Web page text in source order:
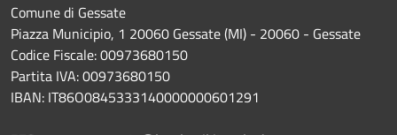
Comune di Gessate
Piazza Municipio, 1 20060 Gessate (MI) - 20060 - Gessate
Codice Fiscale: 00973680150
Partita IVA: 00973680150
IBAN: IT86O0845333140000000601291